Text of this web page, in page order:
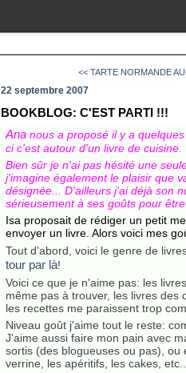
<< TARTE NORMANDE
22 septembre 2007
BOOKBLOG: C'EST PARTI !!!
Ana nous a proposé il y a
ci c'est autour d'un livre de cuisine.
Bien sûr je n'ai pas hésité une
j'imagine également le plaisir que
désignée... D'ailleurs j'ai déjà son
sérieusementà ses goûts pour
Isa proposait de rédiger un petit
envoyer un livre. Alors voici mes
Tout d'abord, voici le genre de
tour par là!
Voici ce que je n'aime pas: les
même pas à trouver, les livres des
les recettes me paraissent trop
Niveau goût j'aime tout le reste:
J'aime aussi faire mon pain avec
sortis (des blogueuses ou pas),
verrine, les apéritifs, les cakes, etc...